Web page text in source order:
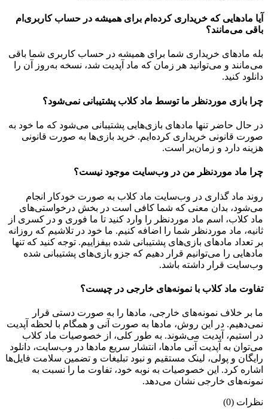
آیا مادهایی که خریداری کرده‌ام برای همیشه در حساب‌ کاربری‌ام
باقی می‌مانند؟
بله مادهای خریداری شما برای همیشه در حساب کاربری شما باقی
می‌مانند و می‌توانید هر زمان که ماد آپدیت شد، نسخه به‌روز آن را
دانلود کنید.
چرا بازی موردنظر ما توسط ماد کلاب پشتیبانی نمی‌شود؟
در حال حاضر تنها مادهای بازی‌هایی پشتیبانی می‌شود که ما خود به
صورت قانونی خریداری کرده‌ایم. خرید بازی‌ها به صورت قانونی
هزینه دارد و زمان‌بر است.
چرا ماد موردنظر من در وب‌سایت موجود نیست؟
روند ماد گذاری در وب‌سایت ماد کلاب به صورت خودکار انجام
می‌شود، بدان معنی که شما کافی است در بخش درخواستی‌های
ماد کلاب، اسم ماد موردنظر را وارد کنید تا ما فوری و در کسری از
ثانیه، ماد موردنظر شما را اضافه کنیم. ما خود در تلاشیم که روزانه
بر تعداد مادهای بازی‌های پشتیبانی شده بیفزاییم. توجه کنید که تنها
مادهایی را می‌توانیم قرار دهیم که جزو بازی‌های پشتیبانی شده
وب‌سایت قرار داشته باشد.
تفاوت ماد کلاب با نمونه‌های خارجی در چیست؟
ما بر خلاف نمونه‌های خارجی، مادها را به صورت دستی قرار
نمی‌دهیم. در این روش، مادها به صورت آنی و همگام با لحظه آپدیت
در استیم، آپدیت می‌شوند. به طور کلی، از خصوصیات ماد کلاب
می‌‌توان به آپدیت آنی مادها، انتشار سریع مادها در وب‌سایت، دانلود
رایگان و پولی، لینک مستقیم و نبود تبلیغات و تضمین سلامت فایل‌ها
اشاره کرد. این خصوصیات به نوبه خود، تفاوت ما را نسبت به
نمونه‌های خارجی نشان می‌دهد.
نظرات (0)